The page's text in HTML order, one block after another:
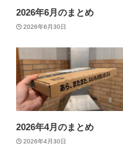
2026年6月のまとめ
2026年6月30日
2026年4月のまとめ
2026年4月30日